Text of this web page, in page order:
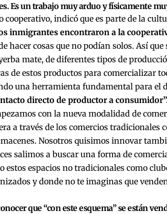
Es un trabajo muy arduo y físicamente
cooperativo, indicó que es parte de la
inmigrantes encontraron a la
hacer cosas que no podían solos. Así
mate, de diferentes tipos de
de estos productos para comercializar
una herramienta fundamental para el
directo de productor a
con la nueva modalidad de
a través de los comercios tradicionales
Nosotros quisimos innovar
salimos a buscar una forma de
estos espacios no tradicionales como
y donde no te imaginas que
que “con este esquema” se están